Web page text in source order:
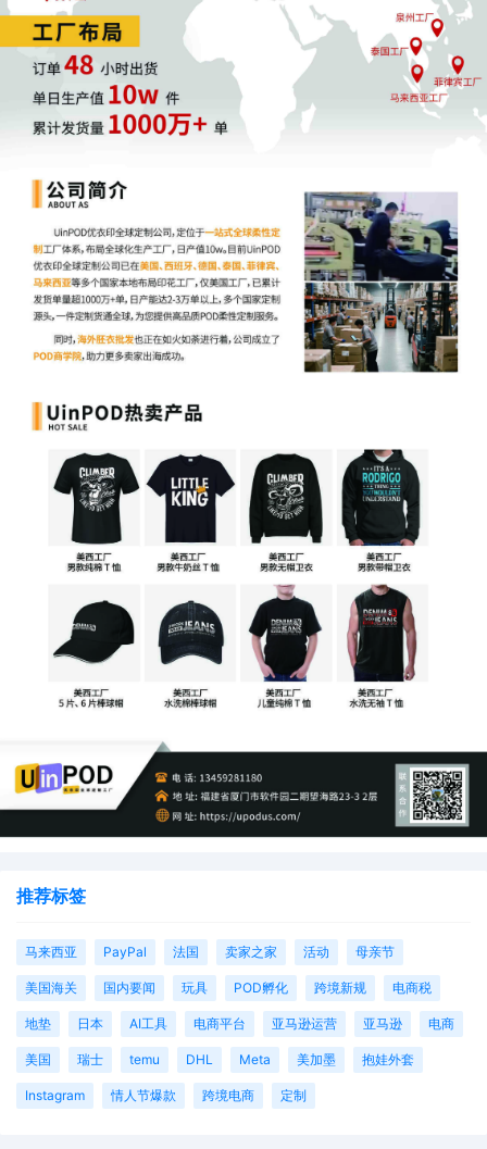
推荐标签
马来西亚 PayPal 法国 卖家之家 活动 母亲节
美国海关 国内要闻 玩具 POD孵化 跨境新规 电商税
地垫 日本 AI工具 电商平台 亚马逊运营 亚马逊 电商
美国 瑞士 temu DHL Meta 美加墨 抱娃外套
Instagram 情人节爆款 跨境电商 定制